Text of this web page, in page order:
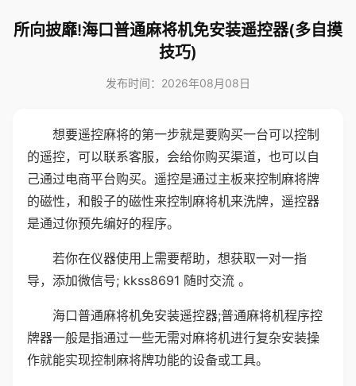
所向披靡!海口普通麻将机免安装遥控器(多自摸
技巧)
发布时间：2026年08月08日
想要遥控麻将的第一步就是要购买一台可以控制
的遥控，可以联系客服，会给你购买渠道，也可以自
己通过电商平台购买。遥控是通过主板来控制麻将牌
的磁性，和骰子的磁性来控制麻将机来洗牌，遥控器
是通过你预先编好的程序。
若你在仪器使用上需要帮助，想获取一对一指
导，添加微信号; kkss8691 随时交流 。
海口普通麻将机免安装遥控器;普通麻将机程序控
牌器一般是指通过一些无需对麻将机进行复杂安装操
作就能实现控制麻将牌功能的设备或工具。